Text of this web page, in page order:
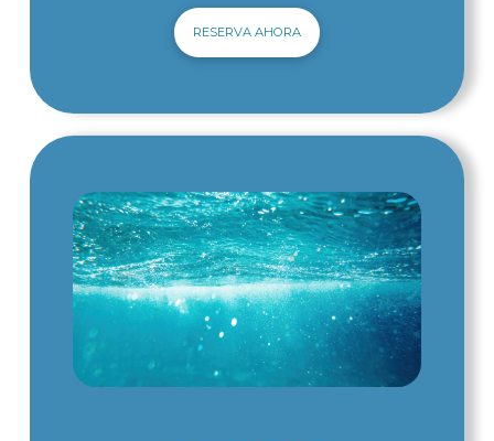
RESERVA AHORA